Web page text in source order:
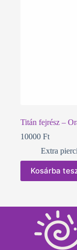
Titán fejrész –
10000 Ft
Extra
Kosárba